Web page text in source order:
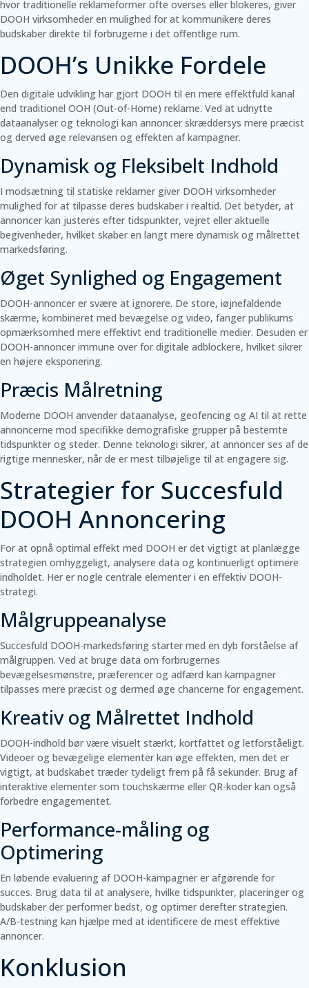
hvor traditionelle reklameformer ofte overses eller blokeres, giver
DOOH virksomheder en mulighed for at kommunikere deres
budskaber direkte til forbrugerne i det offentlige rum.
DOOH’s Unikke Fordele
Den digitale udvikling har gjort DOOH til en mere effektfuld kanal
end traditionel OOH (Out-of-Home) reklame. Ved at udnytte
dataanalyser og teknologi kan annoncer skræddersys mere præcist
og derved øge relevansen og effekten af kampagner.
Dynamisk og Fleksibelt Indhold
I modsætning til statiske reklamer giver DOOH virksomheder
mulighed for at tilpasse deres budskaber i realtid. Det betyder, at
annoncer kan justeres efter tidspunkter, vejret eller aktuelle
begivenheder, hvilket skaber en langt mere dynamisk og målrettet
markedsføring.
Øget Synlighed og Engagement
DOOH-annoncer er svære at ignorere. De store, iøjnefaldende
skærme, kombineret med bevægelse og video, fanger publikums
opmærksomhed mere effektivt end traditionelle medier. Desuden er
DOOH-annoncer immune over for digitale adblockere, hvilket sikrer
en højere eksponering.
Præcis Målretning
Moderne DOOH anvender dataanalyse, geofencing og AI til at rette
annoncerne mod specifikke demografiske grupper på bestemte
tidspunkter og steder. Denne teknologi sikrer, at annoncer ses af de
rigtige mennesker, når de er mest tilbøjelige til at engagere sig.
Strategier for Succesfuld
DOOH Annoncering
For at opnå optimal effekt med DOOH er det vigtigt at planlægge
strategien omhyggeligt, analysere data og kontinuerligt optimere
indholdet. Her er nogle centrale elementer i en effektiv DOOH-
strategi.
Målgruppeanalyse
Succesfuld DOOH-markedsføring starter med en dyb forståelse af
målgruppen. Ved at bruge data om forbrugernes
bevægelsesmønstre, præferencer og adfærd kan kampagner
tilpasses mere præcist og dermed øge chancerne for engagement.
Kreativ og Målrettet Indhold
DOOH-indhold bør være visuelt stærkt, kortfattet og letforståeligt.
Videoer og bevægelige elementer kan øge effekten, men det er
vigtigt, at budskabet træder tydeligt frem på få sekunder. Brug af
interaktive elementer som touchskærme eller QR-koder kan også
forbedre engagementet.
Performance-måling og
Optimering
En løbende evaluering af DOOH-kampagner er afgørende for
succes. Brug data til at analysere, hvilke tidspunkter, placeringer og
budskaber der performer bedst, og optimer derefter strategien.
A/B-testning kan hjælpe med at identificere de mest effektive
annoncer.
Konklusion